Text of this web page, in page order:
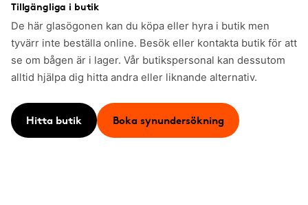
Tillgängliga i butik
De här glasögonen kan du köpa eller hyra i butik men
tyvärr inte beställa online. Besök eller kontakta butik för att
se om bågen är i lager. Vår butikspersonal kan dessutom
alltid hjälpa dig hitta andra eller liknande alternativ.
Hitta butik Boka synundersökning